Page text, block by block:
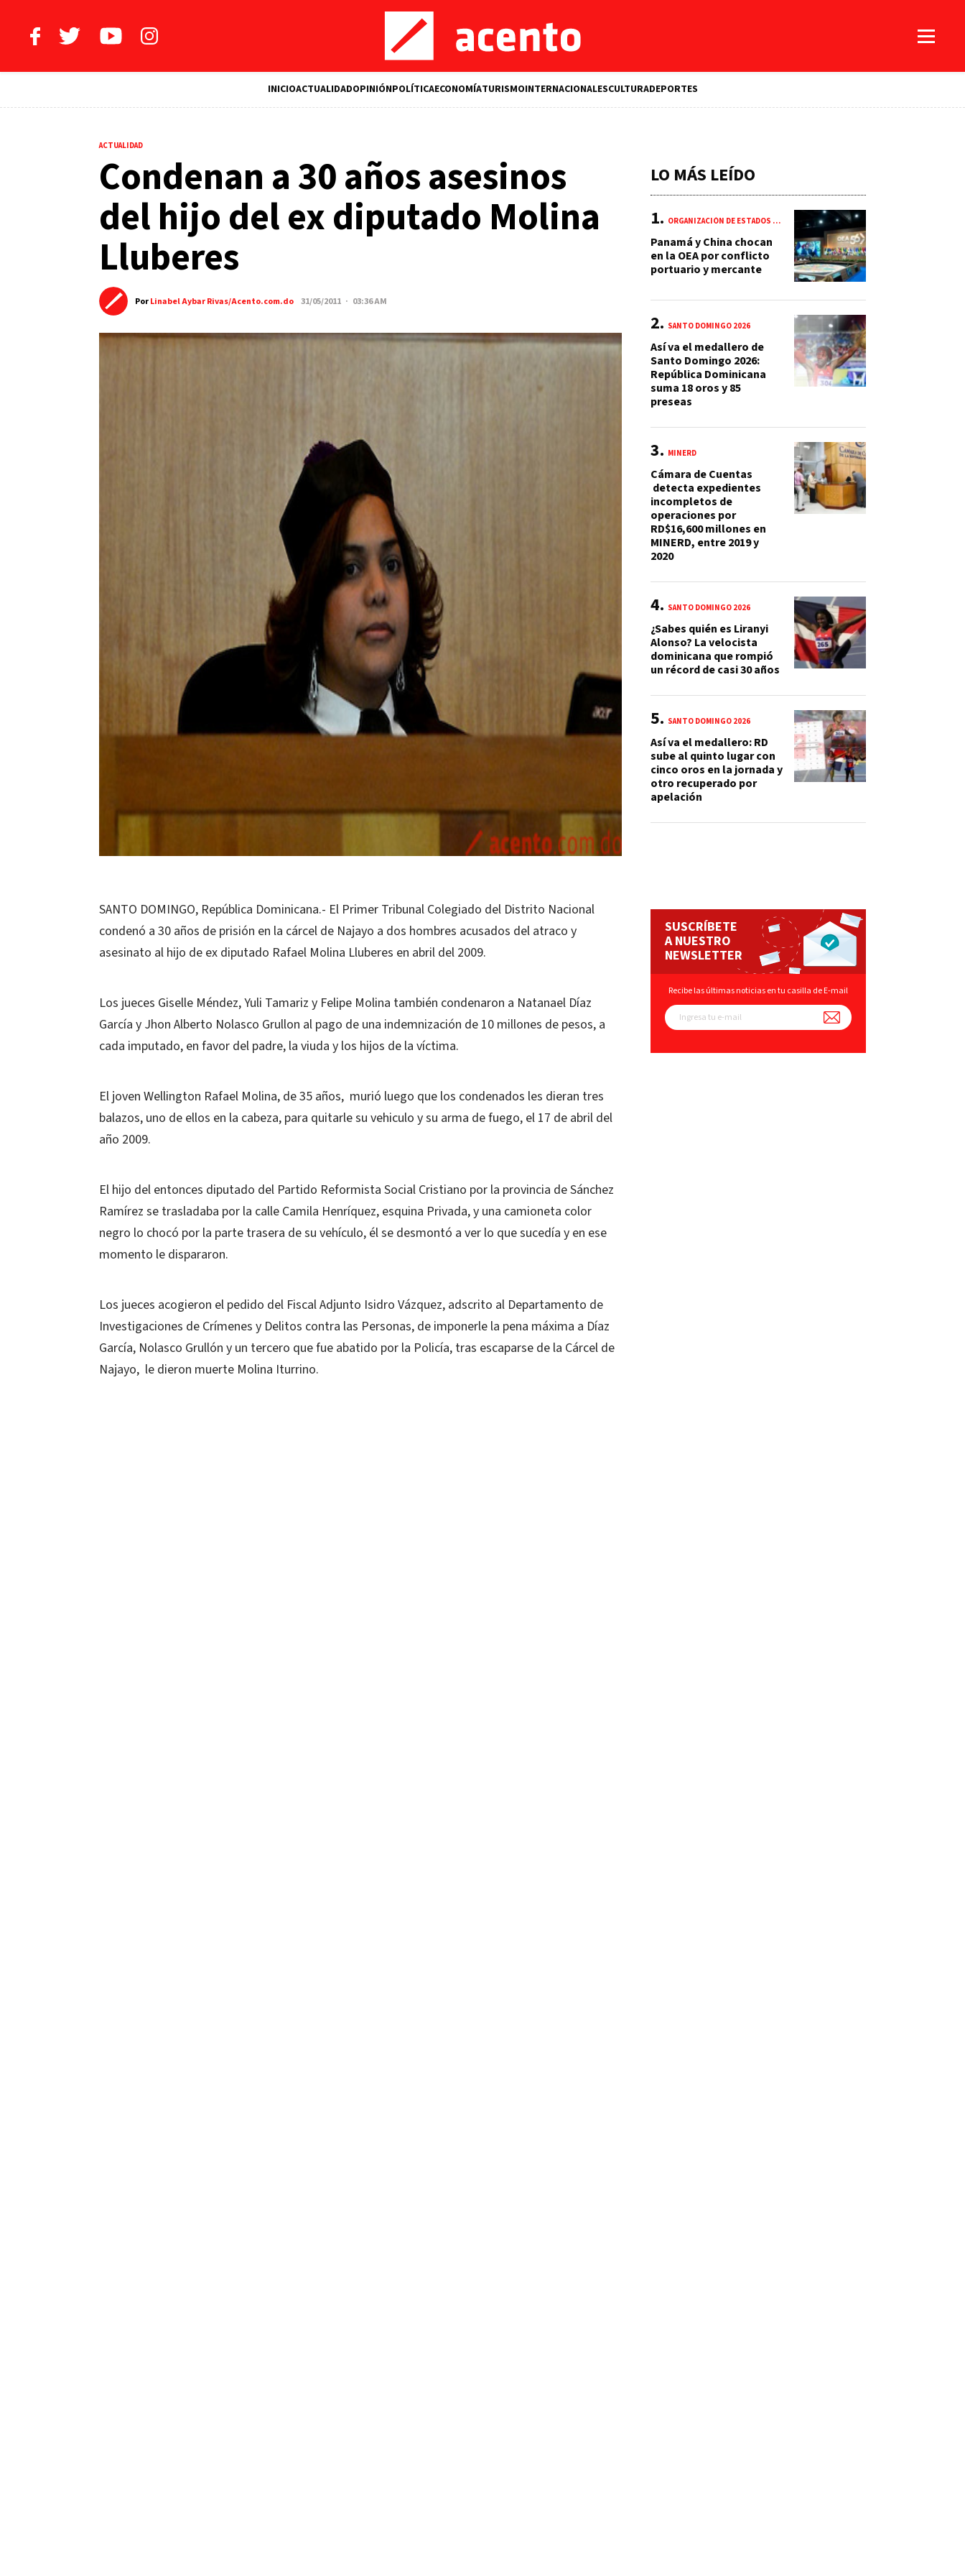
INICIOACTUALIDADOPINIÓNPOLÍTICAECONOMÍATURISMOINTERNACIONALESCULTURADEPORTES
ACTUALIDAD
Condenan a 30 años asesinos
del hijo del ex diputado Molina
Lluberes
PorLinabel Aybar Rivas/Acento.com.do 31/05/2011 · 03:36 AM
SANTO DOMINGO, República Dominicana.- El Primer Tribunal Colegiado del Distrito Nacional
condenó a 30 años de prisión en la cárcel de Najayo a dos hombres acusados del atraco y
asesinato al hijo de ex diputado Rafael Molina Lluberes en abril del 2009.
Los jueces Giselle Méndez, Yuli Tamariz y Felipe Molina también condenaron a Natanael Díaz
García y Jhon Alberto Nolasco Grullon al pago de una indemnización de 10 millones de pesos, a
cada imputado, en favor del padre, la viuda y los hijos de la víctima.
El joven Wellington Rafael Molina, de 35 años, murió luego que los condenados les dieran tres
balazos, uno de ellos en la cabeza, para quitarle su vehiculo y su arma de fuego, el 17 de abril del
año 2009.
El hijo del entonces diputado del Partido Reformista Social Cristiano por la provincia de Sánchez
Ramírez se trasladaba por la calle Camila Henríquez, esquina Privada, y una camioneta color
negro lo chocó por la parte trasera de su vehículo, él se desmontó a ver lo que sucedía y en ese
momento le dispararon.
Los jueces acogieron el pedido del Fiscal Adjunto Isidro Vázquez, adscrito al Departamento de
Investigaciones de Crímenes y Delitos contra las Personas, de imponerle la pena máxima a Díaz
García, Nolasco Grullón y un tercero que fue abatido por la Policía, tras escaparse de la Cárcel de
Najayo, le dieron muerte Molina Iturrino.
LO MÁS LEÍDO
ORGANIZACIÓN DE ESTADOS AMERICANOS (OEA)
Panamá y China chocan
en la OEA por conflicto
portuario y mercante
SANTO DOMINGO 2026
Así va el medallero de
Santo Domingo 2026:
República Dominicana
suma 18 oros y 85
preseas
MINERD
Cámara de Cuentas
detecta expedientes
incompletos de
operaciones por
RD$16,600 millones en
MINERD, entre 2019 y
2020
SANTO DOMINGO 2026
¿Sabes quién es Liranyi
Alonso? La velocista
dominicana que rompió
un récord de casi 30 años
SANTO DOMINGO 2026
Así va el medallero: RD
sube al quinto lugar con
cinco oros en la jornada y
otro recuperado por
apelación
SUSCRÍBETE
A NUESTRO
NEWSLETTER
Recibe las últimas noticias en tu casilla de E-mail